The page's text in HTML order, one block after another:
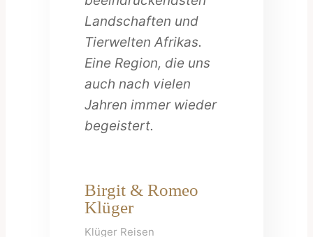
Landschaften und
Tierwelten Afrikas.
Eine Region, die uns
auch nach vielen
Jahren immer wieder
begeistert.
Birgit & Romeo
Klüger
Klüger Reisen